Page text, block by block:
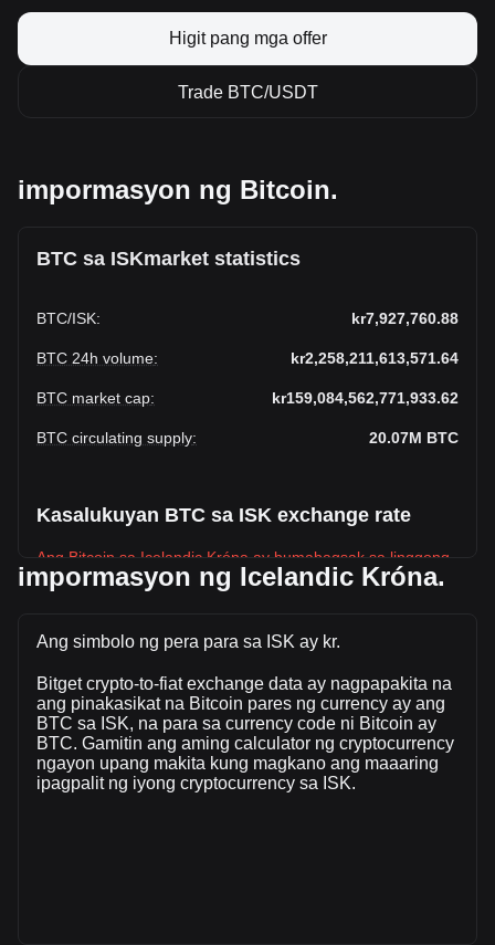
Higit pang mga offer
Trade BTC/USDT
impormasyon ng Bitcoin.
BTC sa ISKmarket statistics
BTC/ISK: kr7,927,760.88
BTC 24h volume: kr2,258,211,613,571.64
BTC market cap: kr159,084,562,771,933.62
BTC circulating supply: 20.07M BTC
Kasalukuyan BTC sa ISK exchange rate
Ang Bitcoin sa Icelandic Króna ay bumabagsak sa linggong
ito.
kr7,927,760.88 bawat BTC, na may kabuuang market cap
supply ng \{ 4\} BTC. Ang dami ng kalakalan ng Bitcoin ay
nagbago ng -17.52% (kr-479,764,624,248.22 ISK) sa
nakalipas na 24 na oras. Huling araw ng trading, ang dami
ng kalakalan ay BTC ay kr2,737,976,237,819.86.
impormasyon ng Icelandic Króna.
Ang simbolo ng pera para sa ISK ay kr.
Bitget crypto-to-fiat exchange data ay nagpapakita na
ang pinakasikat na Bitcoin pares ng currency ay ang
BTC sa ISK, na para sa currency code ni Bitcoin ay
BTC. Gamitin ang aming calculator ng cryptocurrency
ngayon upang makita kung magkano ang maaaring
ipagpalit ng iyong cryptocurrency sa ISK.